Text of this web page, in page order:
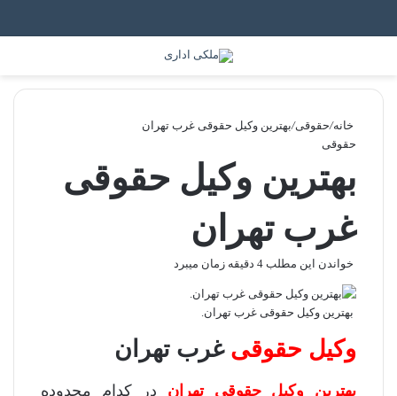
خانه/حقوقی/بهترین وکیل حقوقی غرب تهران
حقوقی
بهترین وکیل حقوقی
غرب تهران
خواندن این مطلب 4 دقیقه زمان میبرد
بهترین وکیل حقوقی غرب تهران.
وکیل حقوقی غرب تهران
بهترین وکیل حقوقی تهران در کدام محدوده